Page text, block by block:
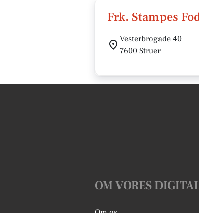
Frk. Stampes
Vesterbrogade 40
7600 Struer
OM VORES